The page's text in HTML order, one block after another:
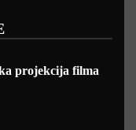
projekcija filma